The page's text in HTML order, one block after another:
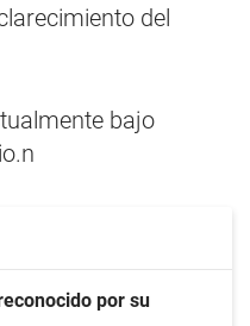
del
bajo
por su